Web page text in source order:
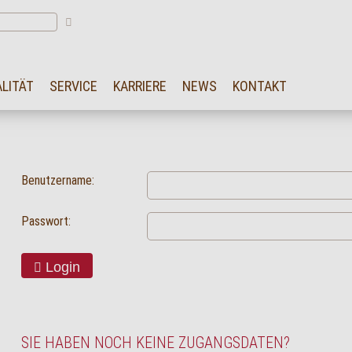
SERVICE KARRIERE NEWS KONTAKT
Benutzername:
Passwort:
Login
SIE HABEN NOCH KEINE ZUGANGSDATEN?